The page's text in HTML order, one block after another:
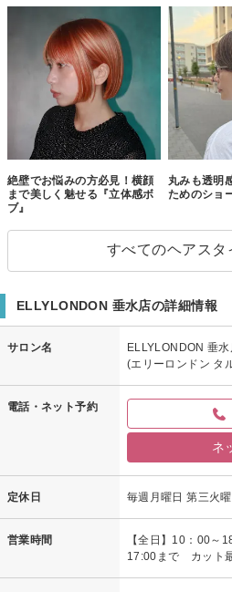
絶壁でお悩みの方必見！横顔
まで美しく魅せる『立体感ボ
ブ』
丸みも透明
ためのショ
すべてのヘアスタ
ELLYLONDON 垂水店の詳細情報
サロン名
ELLYLONDON 垂水
(エリーロンドン タ
電話・ネット予約
ネ
定休日 毎週月曜日 第三火曜
営業時間
【全日】10：00～
17:00まで カット